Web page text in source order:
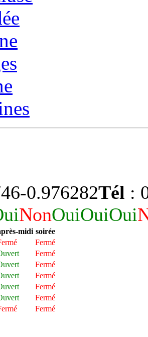
-0.976282Tél :
NonOuiOuiOui
midi soirée
Fermé
Fermé
Fermé
Fermé
Fermé
Fermé
Fermé